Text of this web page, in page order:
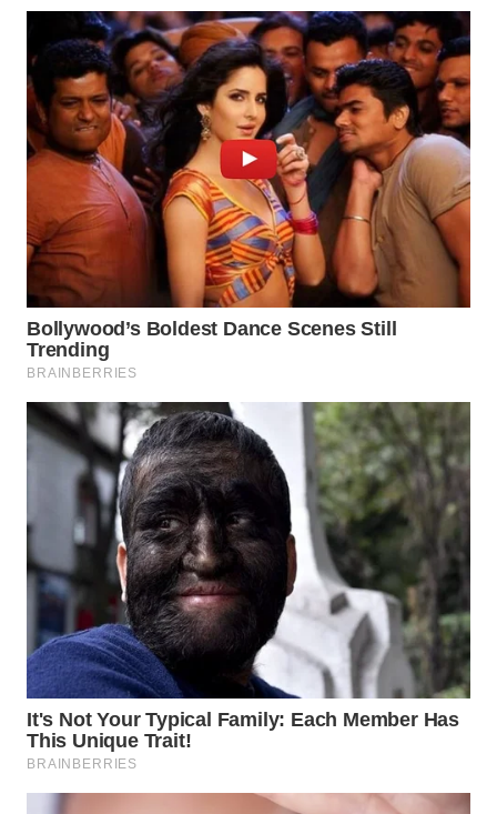
WN
INDRAMAYU
WN
KUNINGAN
WN
MAJALENGKA
WN
SUBANG
WN
WN
PURWAKARTA
WN
PRIANGAN
TIMUR
WN
SEMARANG
WN
SOLO